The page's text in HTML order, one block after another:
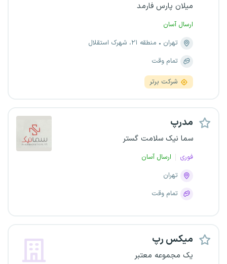
میلان پارس فارمد
ارسال آسان
تهران
منطقه ۲۱، شهرک استقلال
تمام وقت
شرکت برتر
مدرپ
سما نیک سلامت گستر
فوری
ارسال آسان
تهران
تمام وقت
میکس رپ
یک مجموعه معتبر